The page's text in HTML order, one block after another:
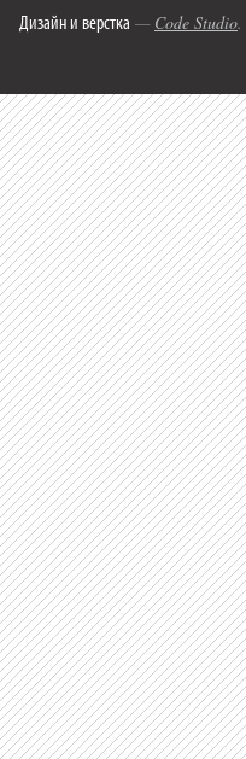
Дизайн и верстка — Code Studio.